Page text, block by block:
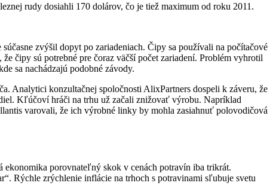
rudy dosiahli 170 dolárov, čo je tiež maximum od roku 2011.
zvýšil dopyt po zariadeniach. Čipy sa používali na počítačové
čipy sú potrebné pre čoraz väčší počet zariadení. Problém vyhrotil
sa nachádzajú podobné závody.
Analytici konzultačnej spoločnosti AlixPartners dospeli k záveru, že
Kľúčoví hráči na trhu už začali znižovať výrobu. Napríklad
varovali, že ich výrobné linky by mohla zasiahnuť polovodičová
ekonomika porovnateľný skok v cenách potravín iba trikrát.
Rýchle zrýchlenie inflácie na trhoch s potravinami sľubuje svetu